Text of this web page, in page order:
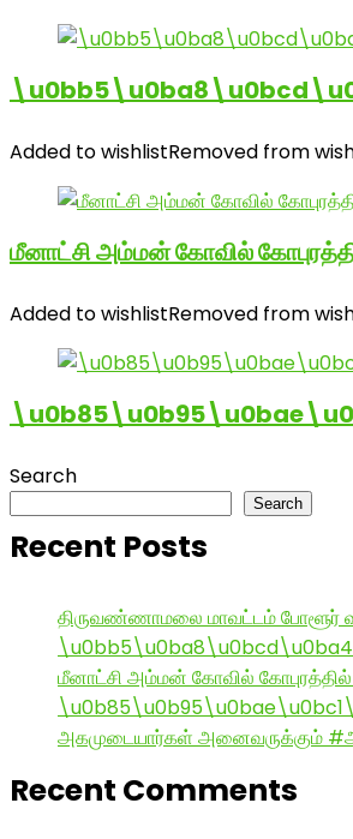
Added to wishlistRemoved from
மீனாட்சி அம்மன் கோவில்
Added to wishlistRemoved from
Search
Search
Recent Posts
திருவண்ணாமலை மாவட்டம் போளூர்
மீனாட்சி அம்மன் கோவில் கோபுரத்தில்
அகமுடையார்கள் அனைவருக்கும்
Recent Comments